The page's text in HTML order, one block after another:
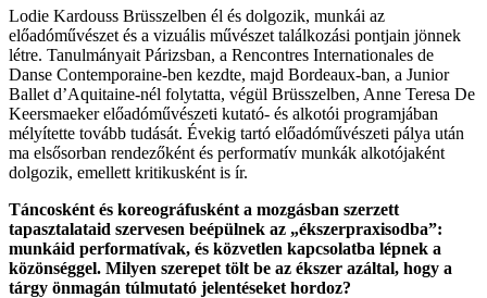
Lodie Kardouss Brüsszelben él és dolgozik, munkái az
előadóművészet és a vizuális művészet találkozási pontjain jönnek
létre. Tanulmányait Párizsban, a Rencontres Internationales de
Danse Contemporaine-ben kezdte, majd Bordeaux-ban, a Junior
Ballet d’Aquitaine-nél folytatta, végül Brüsszelben, Anne Teresa De
Keersmaeker előadóművészeti kutató- és alkotói programjában
mélyítette tovább tudását. Évekig tartó előadóművészeti pálya után
ma elsősorban rendezőként és performatív munkák alkotójaként
dolgozik, emellett kritikusként is ír.
Táncosként és koreográfusként a mozgásban szerzett
tapasztalataid szervesen beépülnek az „ékszerpraxisodba”:
munkáid performatívak, és közvetlen kapcsolatba lépnek a
közönséggel. Milyen szerepet tölt be az ékszer azáltal, hogy a
tárgy önmagán túlmutató jelentéseket hordoz?